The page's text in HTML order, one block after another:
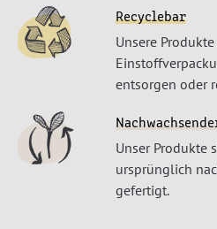
Recyclebar
Unsere
entsorgen oder
Unser Produkte
ursprünglich
gefertigt.